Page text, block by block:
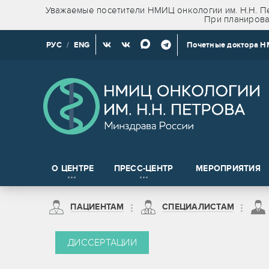
Уважаемые посетители НМИЦ онкологии им. Н.Н.
При
РУС / ENG Почетные доктора
О ЦЕНТРЕ ПРЕСС-ЦЕНТР МЕРОПРИЯТИЯ
ПАЦИЕНТАМ СПЕЦИАЛИСТАМ
ДИССЕРТАЦИИ